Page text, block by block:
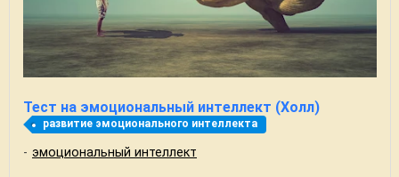
Тест на эмоциональный интеллект (Холл)
развитие эмоционального интеллекта
эмоциональный интеллект